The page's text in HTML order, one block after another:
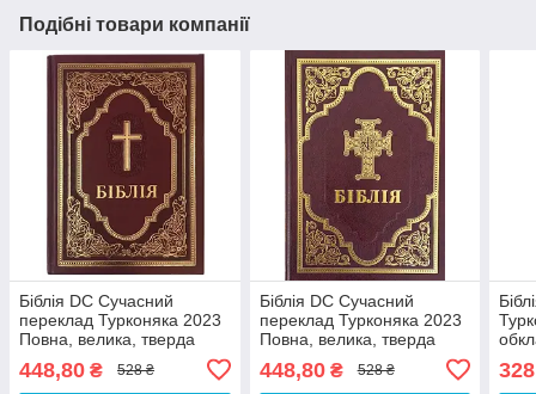
Подібні товари компанії
Біблія DC Сучасний
переклад Турконяка 2023
Повна, велика, тверда
обкладинка (арт. 1067331)
Бордо Хрест
448,80 ₴ 528 ₴
Біблія DC Сучасний
переклад Турконяка 2023
Повна, велика, тверда
обкладинка (арт 1067331)
Бордо Хрест
448,80₴ 528 ₴